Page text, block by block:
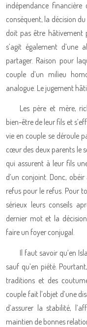
indépendance
conséquent, la décision
doit pas être hâtivement
s’agit également d’une
partager. Raison pour
couple d’un milieu
analogue. Le jugement
Les père et mère,
bien-être de leur fils et
vie en couple se déroule
cœur des deux parents le
qui assurent à leur fils
d’un conjoint. Donc,
refus pour le refus. Pour
sérieux leurs conseils
dernier mot et la
faire un foyer conjugal.
Il faut savoir qu’en
sauf qu’en piété.
traditions et des
couple fait l’objet d’une
d’assurer la stabilité,
maintien de bonnes